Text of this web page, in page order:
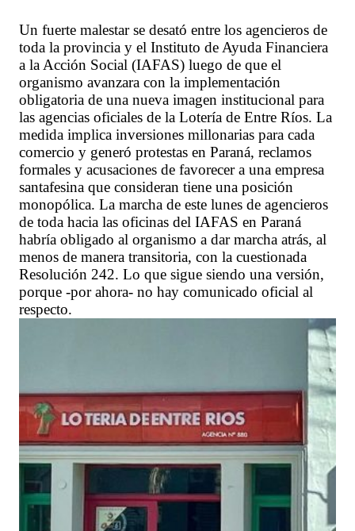
Un fuerte malestar se desató entre los agencieros de
toda la provincia y el Instituto de Ayuda Financiera
a la Acción Social (IAFAS) luego de que el
organismo avanzara con la implementación
obligatoria de una nueva imagen institucional para
las agencias oficiales de la Lotería de Entre Ríos. La
medida implica inversiones millonarias para cada
comercio y generó protestas en Paraná, reclamos
formales y acusaciones de favorecer a una empresa
santafesina que consideran tiene una posición
monopólica. La marcha de este lunes de agencieros
de toda hacia las oficinas del IAFAS en Paraná
habría obligado al organismo a dar marcha atrás, al
menos de manera transitoria, con la cuestionada
Resolución 242. Lo que sigue siendo una versión,
porque -por ahora- no hay comunicado oficial al
respecto.